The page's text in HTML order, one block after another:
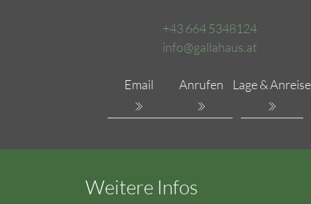
+43 664 5348124
info@gallahaus.at
Email Anrufen Lage & Anreise
Weitere Infos